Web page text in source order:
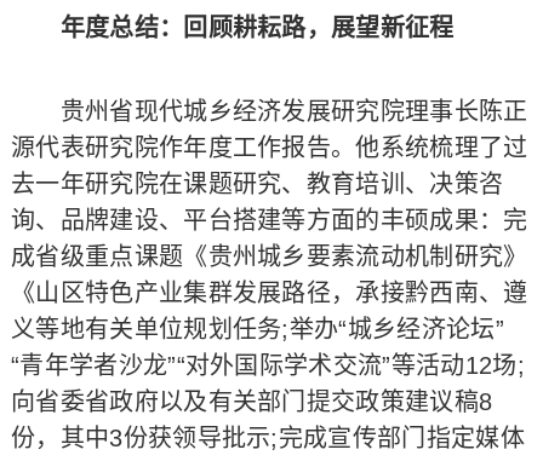
年度总结：回顾耕耘路，展望新征程
贵州省现代城乡经济发展研究院理事长陈正
源代表研究院作年度工作报告。他系统梳理了过
去一年研究院在课题研究、教育培训、决策咨
询、品牌建设、平台搭建等方面的丰硕成果：完
成省级重点课题《贵州城乡要素流动机制研究》
《山区特色产业集群发展路径，承接黔西南、遵
义等地有关单位规划任务;举办“城乡经济论坛”
“青年学者沙龙”“对外国际学术交流”等活动12场;
向省委省政府以及有关部门提交政策建议稿8
份，其中3份获领导批示;完成宣传部门指定媒体